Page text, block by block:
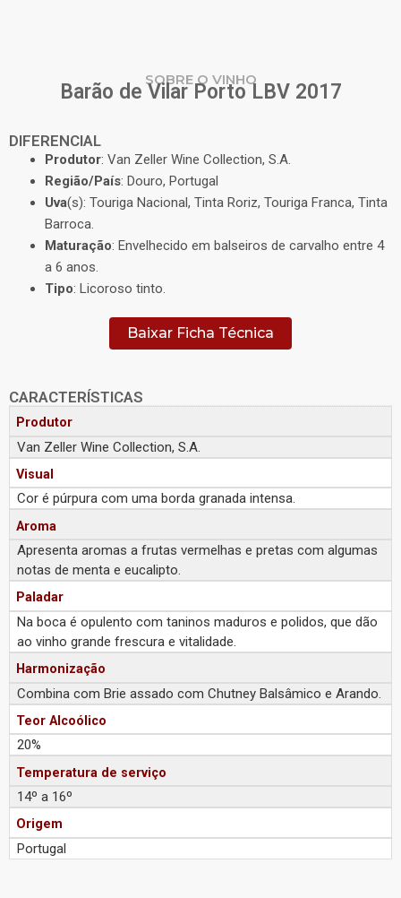
SOBRE O VINHO
Barão de Vilar Porto LBV 2017
DIFERENCIAL
Produtor: Van Zeller Wine Collection, S.A.
Região/País: Douro, Portugal
Uva(s): Touriga Nacional, Tinta Roriz, Touriga Franca, Tinta
Barroca.
Maturação: Envelhecido em balseiros de carvalho entre 4
a 6 anos.
Tipo: Licoroso tinto.
Baixar Ficha Técnica
CARACTERÍSTICAS
Produtor
Van Zeller Wine Collection, S.A.
Visual
Cor é púrpura com uma borda granada intensa.
Aroma
Apresenta aromas a frutas vermelhas e pretas com algumas
notas de menta e eucalipto.
Paladar
Na boca é opulento com taninos maduros e polidos, que dão
ao vinho grande frescura e vitalidade.
Harmonização
Combina com Brie assado com Chutney Balsâmico e Arando.
Teor Alcoólico
20%
Temperatura de serviço
14º a 16º
Origem
Portugal